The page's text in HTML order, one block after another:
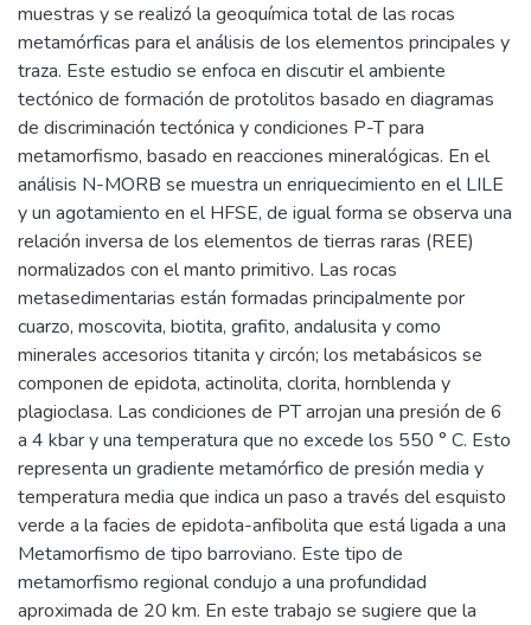
muestras y se realizó la geoquímica total de las rocas
metamórficas para el análisis de los elementos principales y
traza. Este estudio se enfoca en discutir el ambiente
tectónico de formación de protolitos basado en diagramas
de discriminación tectónica y condiciones P-T para
metamorfismo, basado en reacciones mineralógicas. En el
análisis N-MORB se muestra un enriquecimiento en el LILE
y un agotamiento en el HFSE, de igual forma se observa una
relación inversa de los elementos de tierras raras (REE)
normalizados con el manto primitivo. Las rocas
metasedimentarias están formadas principalmente por
cuarzo, moscovita, biotita, grafito, andalusita y como
minerales accesorios titanita y circón; los metabásicos se
componen de epidota, actinolita, clorita, hornblenda y
plagioclasa. Las condiciones de PT arrojan una presión de 6
a 4 kbar y una temperatura que no excede los 550 ° C. Esto
representa un gradiente metamórfico de presión media y
temperatura media que indica un paso a través del esquisto
verde a la facies de epidota-anfibolita que está ligada a una
Metamorfismo de tipo barroviano. Este tipo de
metamorfismo regional condujo a una profundidad
aproximada de 20 km. En este trabajo se sugiere que la